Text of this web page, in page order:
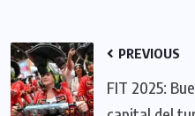
PREVIOUS
FIT 2025: